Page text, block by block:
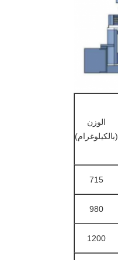
الوزن
(بالكيلوغرام)
715
980
1200